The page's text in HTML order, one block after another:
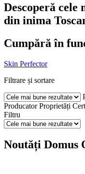
Descoperă cele
din inima
Cumpără în
Skin Perfector
Filtrare și sortare
Producator Proprietăți
Filtru
Noutăți Domus